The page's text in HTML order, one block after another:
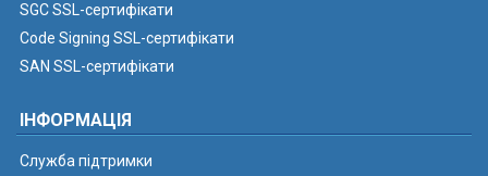
SGC SSL-сертифікати
Code Signing SSL-сертифікати
SAN SSL-сертифікати
ІНФОРМАЦІЯ
Служба підтримки